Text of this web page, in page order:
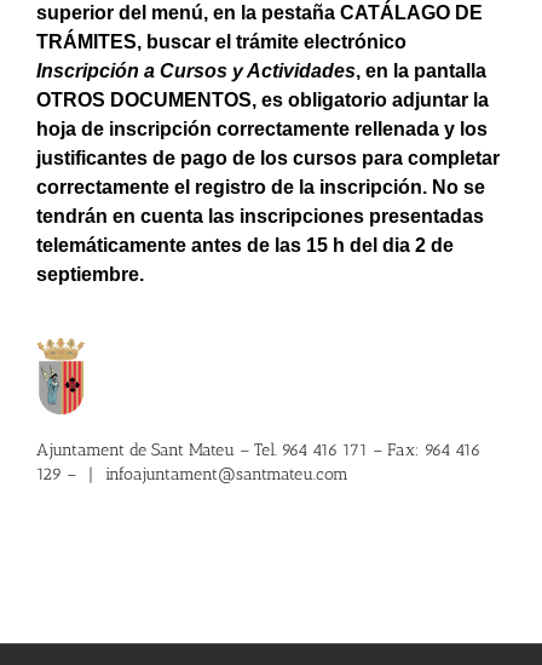
superior del menú, en la pestaña CATÁLAGO DE
TRÁMITES, buscar el trámite electrónico
Inscripción a Cursos y Actividades, en la pantalla
OTROS DOCUMENTOS, es obligatorio adjuntar la
hoja de inscripción correctamente rellenada y los
justificantes de pago de los cursos para completar
correctamente el registro de la inscripción. No se
tendrán en cuenta las inscripciones presentadas
telemáticamente antes de las 15 h del dia 2 de
septiembre.
Ajuntament de Sant Mateu – Tel. 964 416 171 – Fax: 964 416
129 –
| infoajuntament@santmateu.com